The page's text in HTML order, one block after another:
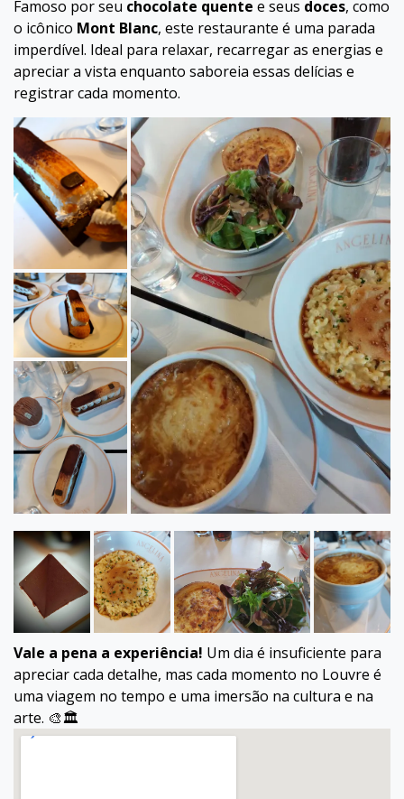
Famoso por seu chocolate quente e seus doces, como
o icônico Mont Blanc, este restaurante é uma parada
imperdível. Ideal para relaxar, recarregar as energias e
apreciar a vista enquanto saboreia essas delícias e
registrar cada momento.
Vale a pena a experiência! Um dia é insuficiente para
apreciar cada detalhe, mas cada momento no Louvre é
uma viagem no tempo e uma imersão na cultura e na
arte. 🎨🏛️